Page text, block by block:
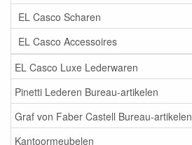
EL Casco Scharen
EL Casco Accessoires
EL Casco Luxe Lederwaren
Pinetti Lederen Bureau-artikelen
Graf von Faber Castell Bureau-artikelen
Kantoormeubelen